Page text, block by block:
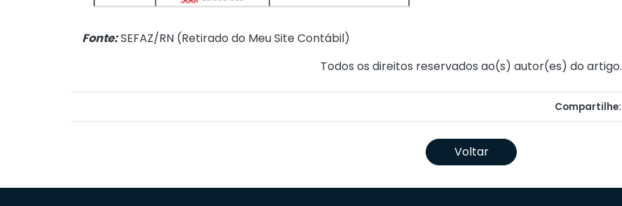
Fonte:SEFAZ/RN (Retirado do Meu Site Contábil)
Todos os direitos reservados ao(s) autor(es) do artigo.
Compartilhe:
Voltar